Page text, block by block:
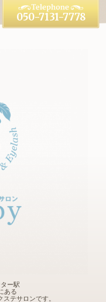
ー駅
ある
テサロンです。
050-7131-7778